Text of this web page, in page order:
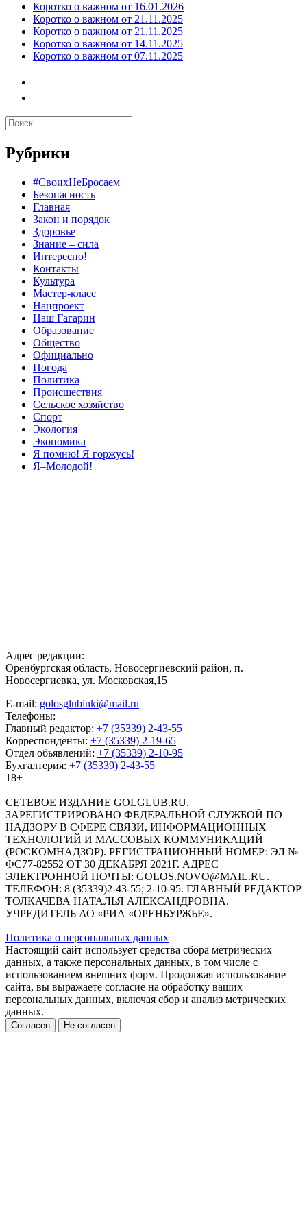
Коротко о важном от 16.01.2026
Коротко о важном от 21.11.2025
Коротко о важном от 21.11.2025
Коротко о важном от 14.11.2025
Коротко о важном от 07.11.2025
Рубрики
#СвоихНеБросаем
Безопасность
Главная
Закон и порядок
Здоровье
Знание – сила
Интересно!
Контакты
Культура
Мастер-класс
Нацпроект
Наш Гагарин
Образование
Общество
Официально
Погода
Политика
Происшествия
Сельское хозяйство
Спорт
Экология
Экономика
Я помню! Я горжусь!
Я–Молодой!
Адрес редакции:
Оренбургская область, Новосергиевский район, п.
Новосергиевка, ул. Московская,15
E-mail: golosglubinki@mail.ru
Телефоны:
Главный редактор: +7 (35339) 2-43-55
Корреспонденты: +7 (35339) 2-19-65
Отдел обьявлений: +7 (35339) 2-10-95
Бухгалтерия: +7 (35339) 2-43-55
18+
СЕТЕВОЕ ИЗДАНИЕ GOLGLUB.RU.
ЗАРЕГИСТРИРОВАНО ФЕДЕРАЛЬНОЙ СЛУЖБОЙ ПО
НАДЗОРУ В СФЕРЕ СВЯЗИ, ИНФОРМАЦИОННЫХ
ТЕХНОЛОГИЙ И МАССОВЫХ КОММУНИКАЦИЙ
(РОСКОМНАДЗОР). РЕГИСТРАЦИОННЫЙ НОМЕР: ЭЛ №
ФС77-82552 ОТ 30 ДЕКАБРЯ 2021Г. АДРЕС
ЭЛЕКТРОННОЙ ПОЧТЫ: GOLOS.NOVO@MAIL.RU.
ТЕЛЕФОН: 8 (35339)2-43-55; 2-10-95. ГЛАВНЫЙ РЕДАКТОР
ТОЛКАЧЕВА НАТАЛЬЯ АЛЕКСАНДРОВНА.
УЧРЕДИТЕЛЬ АО «РИА «ОРЕНБУРЖЬЕ».
Политика о персональных данных
Настоящий сайт использует средства сбора метрических
данных, а также персональных данных, в том числе с
использованием внешних форм. Продолжая использование
сайта, вы выражаете согласие на обработку ваших
персональных данных, включая сбор и анализ метрических
данных.
Согласен Не согласен